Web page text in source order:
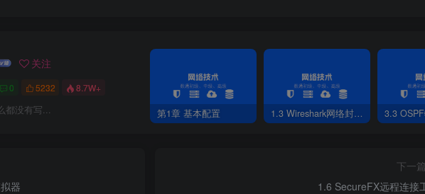
关注
0 5232 8.7W+
都没有写... 第1章 基本配置 1.3 Wireshark网络封包分析软件 3.3 OSPF
器
下一篇
1.6 SecureFX远程连接